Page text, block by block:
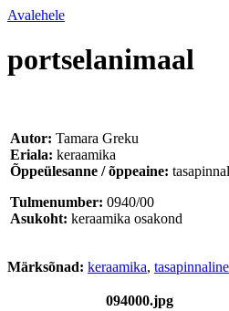
Avalehele
portselanimaal
Autor: Tamara Greku
Eriala: keraamika
Õppeülesanne / õppeaine:
Tulmenumber: 0940/00
Asukoht: keraamika osakond
Märksõnad: keraamika,
094000.jpg